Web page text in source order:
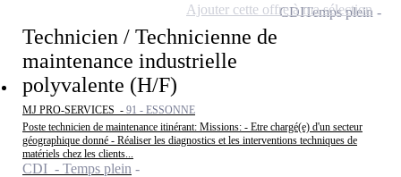
Technicien / Technicienne de
maintenance industrielle
polyvalente (H/F)
MJ PRO-SERVICES - 91 - ESSONNE
Poste technicien de maintenance itinérant: Missions: - Etre chargé(e) d'un secteur
géographique donné - Réaliser les diagnostics et les interventions techniques de
matériels chez les clients...
CDI - Temps plein
CDITemps plein
Ajouter cette offre à ma sélection